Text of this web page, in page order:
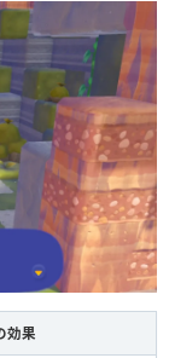
効果